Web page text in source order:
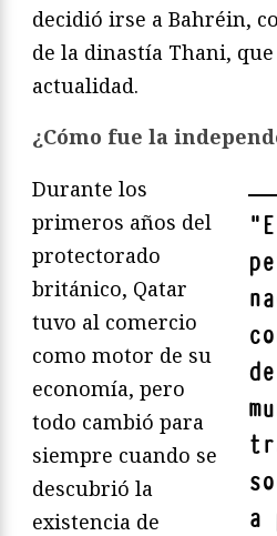
decidió irse a Bahréin,
de la dinastía Thani,
actualidad.
¿Cómo fue la
"
a
Durante los
primeros años del
protectorado
británico, Qatar
tuvo al comercio
como motor de su
economía, pero
todo cambió para
siempre cuando se
descubrió la
existencia de